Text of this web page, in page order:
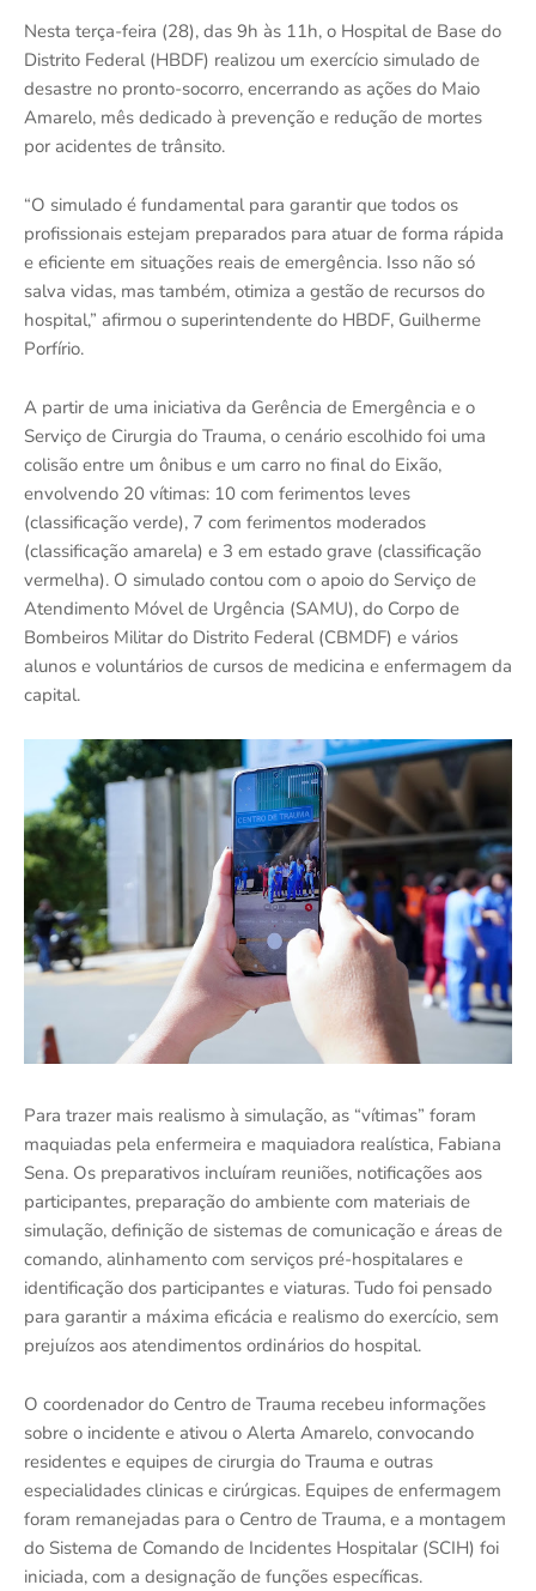
Nesta terça-feira (28), das 9h às 11h, o Hospital de Base do
Distrito Federal (HBDF) realizou um exercício simulado de
desastre no pronto-socorro, encerrando as ações do Maio
Amarelo, mês dedicado à prevenção e redução de mortes
por acidentes de trânsito.
“O simulado é fundamental para garantir que todos os
profissionais estejam preparados para atuar de forma rápida
e eficiente em situações reais de emergência. Isso não só
salva vidas, mas também, otimiza a gestão de recursos do
hospital,” afirmou o superintendente do HBDF, Guilherme
Porfírio.
A partir de uma iniciativa da Gerência de Emergência e o
Serviço de Cirurgia do Trauma, o cenário escolhido foi uma
colisão entre um ônibus e um carro no final do Eixão,
envolvendo 20 vítimas: 10 com ferimentos leves
(classificação verde), 7 com ferimentos moderados
(classificação amarela) e 3 em estado grave (classificação
vermelha). O simulado contou com o apoio do Serviço de
Atendimento Móvel de Urgência (SAMU), do Corpo de
Bombeiros Militar do Distrito Federal (CBMDF) e vários
alunos e voluntários de cursos de medicina e enfermagem da
capital.
Para trazer mais realismo à simulação, as “vítimas” foram
maquiadas pela enfermeira e maquiadora realística, Fabiana
Sena. Os preparativos incluíram reuniões, notificações aos
participantes, preparação do ambiente com materiais de
simulação, definição de sistemas de comunicação e áreas de
comando, alinhamento com serviços pré-hospitalares e
identificação dos participantes e viaturas. Tudo foi pensado
para garantir a máxima eficácia e realismo do exercício, sem
prejuízos aos atendimentos ordinários do hospital.
O coordenador do Centro de Trauma recebeu informações
sobre o incidente e ativou o Alerta Amarelo, convocando
residentes e equipes de cirurgia do Trauma e outras
especialidades clinicas e cirúrgicas. Equipes de enfermagem
foram remanejadas para o Centro de Trauma, e a montagem
do Sistema de Comando de Incidentes Hospitalar (SCIH) foi
iniciada, com a designação de funções específicas.